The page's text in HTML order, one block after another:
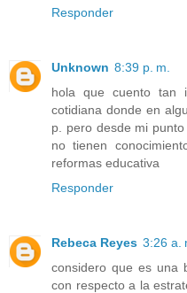
Responder
Unknown 8:39 p. m.
hola que cuento tan
cotidiana donde en
p. pero desde mi
no tienen
reformas educativa
Responder
Rebeca Reyes 3:26 a.
considero que es una
con respecto a la